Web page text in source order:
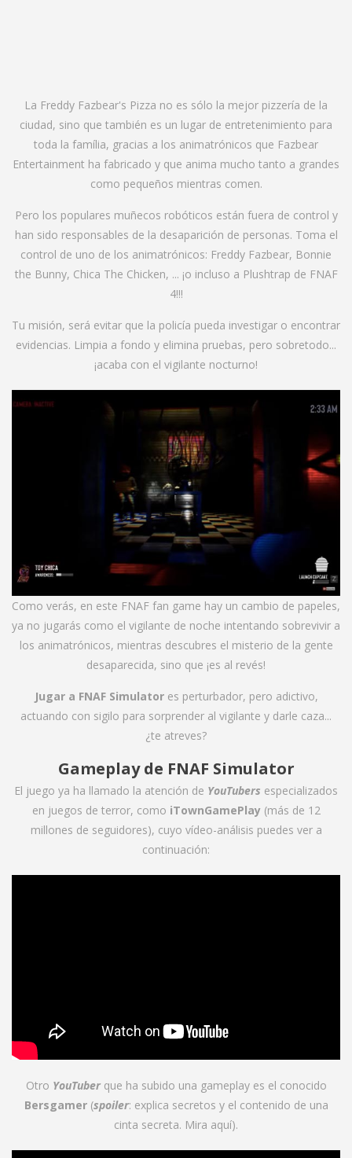
La Freddy Fazbear's Pizza no es sólo la mejor pizzería de la
ciudad, sino que también es un lugar de entretenimiento para
toda la família, gracias a los animatrónicos que Fazbear
Entertainment ha fabricado y que anima mucho tanto a grandes
como pequeños mientras comen.
Pero los populares muñecos robóticos están fuera de control y
han sido responsables de la desaparición de personas. Toma el
control de uno de los animatrónicos: Freddy Fazbear, Bonnie
the Bunny, Chica The Chicken, ... ¡o incluso a Plushtrap de FNAF
4!!!
Tu misión, será evitar que la policía pueda investigar o encontrar
evidencias. Limpia a fondo y elimina pruebas, pero sobretodo...
¡acaba con el vigilante nocturno!
Como verás, en este FNAF fan game hay un cambio de papeles,
ya no jugarás como el vigilante de noche intentando sobrevivir a
los animatrónicos, mientras descubres el misterio de la gente
desaparecida, sino que ¡es al revés!
Jugar a FNAF Simulatores perturbador, pero adictivo,
actuando con sigilo para sorprender al vigilante y darle caza...
¿te atreves?
Gameplay de FNAF Simulator
El juego ya ha llamado la atención de YouTubers especializados
en juegos de terror, como iTownGamePlay(más de 12
millones de seguidores), cuyo vídeo-análisis puedes ver a
continuación:
Otro YouTuberque ha subido una gameplay es el conocido
Bersgamer(spoiler: explica secretos y el contenido de una
cinta secreta. Mira aquí).